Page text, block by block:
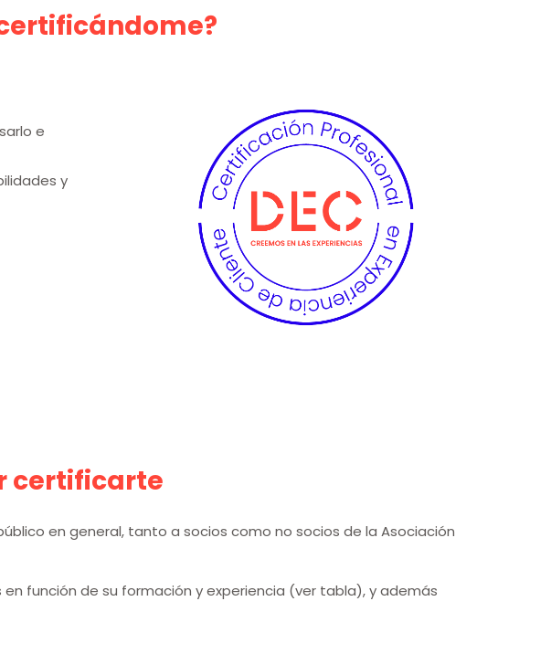
e
y
certificarte
en general, tanto a socios como no socios de la Asociación
función de su formación y experiencia (ver tabla), y además